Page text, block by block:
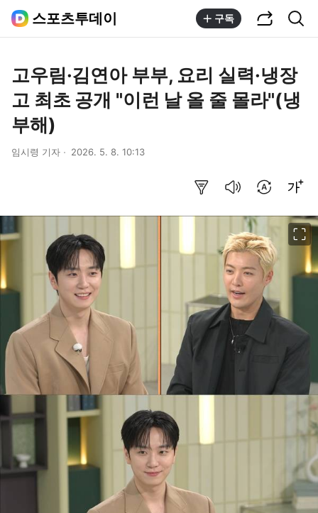
스포츠투데이 구독
고우림·김연아 부부, 요리 실력·냉장
고 최초 공개 "이런 날 올 줄 몰라"(냉
부해)
임시령 기자 2026. 5. 8. 10:13